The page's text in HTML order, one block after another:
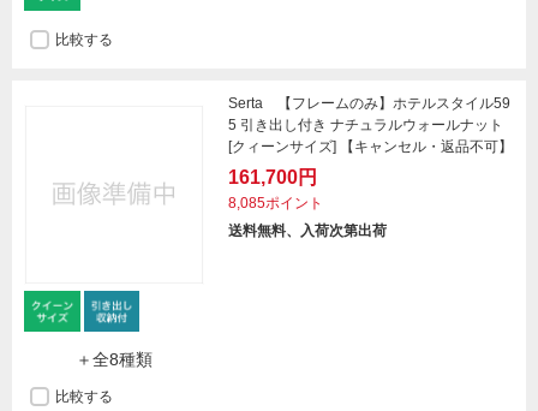
比較する
＋全8種類
Serta 【フレームのみ】ホテルスタイル59
5 引き出し付き ナチュラルウォールナット
[クィーンサイズ] 【キャンセル・返品不可】
161,700円
8,085ポイント
送料無料、入荷次第出荷
比較する